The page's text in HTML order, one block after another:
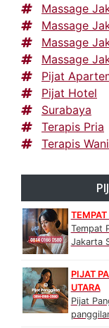
Massage
Massage
Massage
Massage
Pijat
Pijat Hotel
Surabaya
Terapis Pria
Terapis
Tempat
Jakarta
PIJAT
UTARA
Pijat